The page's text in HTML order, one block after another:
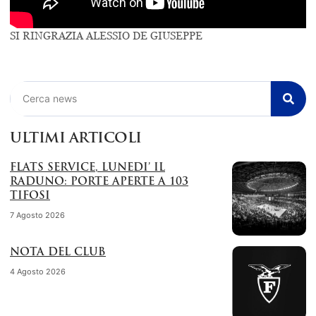
SI RINGRAZIA ALESSIO DE GIUSEPPE
ULTIMI ARTICOLI
FLATS SERVICE, LUNEDI’ IL
RADUNO: PORTE APERTE A 103
TIFOSI
7 Agosto 2026
NOTA DEL CLUB
4 Agosto 2026